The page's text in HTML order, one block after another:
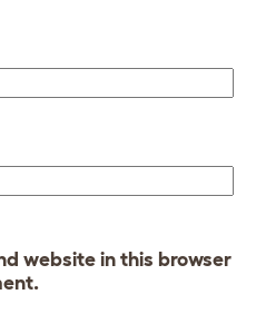
website in this browser